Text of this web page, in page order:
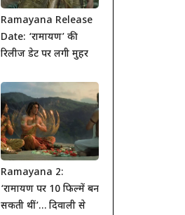
Ramayana Release
Date: ‘रामायण’ की
रिलीज डेट पर लगी मुहर
Ramayana 2:
‘रामायण पर 10 फिल्में बन
सकती थीं’… दिवाली से